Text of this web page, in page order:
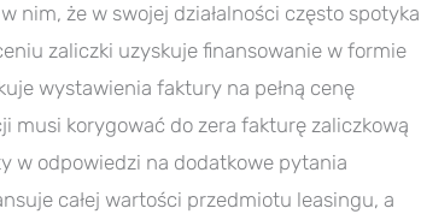
nim, że w swojej działalności często spotyka
zaliczki uzyskuje finansowanie w formie
wystawienia faktury na pełną cenę
musi korygować do zera fakturę zaliczkową
w odpowiedzi na dodatkowe pytania
całej wartości przedmiotu leasingu, a